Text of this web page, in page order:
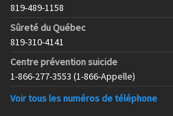
819-489-1158
Sûreté du Québec
819-310-4141
Centre prévention suicide
1-866-277-3553 (1-866-Appelle)
Voir tous les numéros de téléphone